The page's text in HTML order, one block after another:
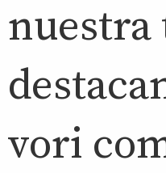
nuestra
vori